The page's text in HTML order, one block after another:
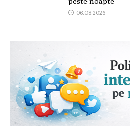
06.08.2026